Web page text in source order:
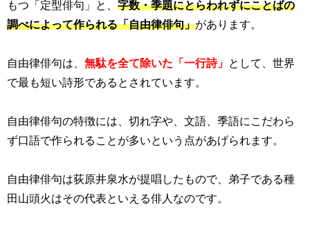
もつ「定型俳句」と、 字数・季題にとらわれずにことばの
調べによって作られる「自由律俳句」があります。
自由律俳句は、 無駄を全て除いた「一行詩」
として、世界
で最も短い詩形であるとされています。
自由律俳句の特徴には、切れ字や、文語、季語にこだわら
ず口語で作られることが多いという点があげられます。
自由律俳句は荻原井泉水が提唱したもので、弟子である種
田山頭火はその代表といえる俳人なのです。